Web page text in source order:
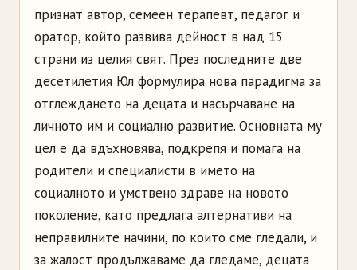
признат автор, семеен терапевт, педагог и
оратор, който развива дейност в над 15
страни из целия свят. През последните две
десетилетия Юл формулира нова парадигма за
отглеждането на децата и насърчаване на
личното им и социално развитие. Основната му
цел е да вдъхновява, подкрепя и помага на
родители и специалисти в името на
социалното и умствено здраве на новото
поколение, като предлага алтернативи на
неправилните начини, по които сме гледали, и
за жалост продължаваме да гледаме, децата